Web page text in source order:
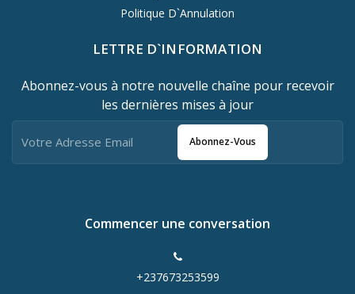
Politique D`Annulation
LETTRE D`INFORMATION
Abonnez-vous à notre nouvelle chaîne pour recevoir
les dernières mises à jour
Abonnez-Vous
Commencer une conversation
+237673253599